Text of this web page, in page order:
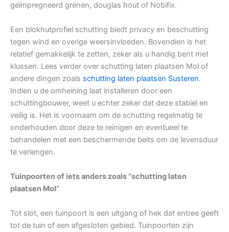
geïmpregneerd grenen, douglas hout of Nobifix.
Een blokhutprofiel schutting biedt privacy en beschutting
tegen wind en overige weersinvloeden. Bovendien is het
relatief gemakkelijk te zetten, zeker als u handig bent met
klussen. Lees verder over schutting laten plaatsen Mol of
andere dingen zoals schutting laten plaatsen Susteren.
Indien u de omheining laat installeren door een
schuttingbouwer, weet u echter zeker dat deze stabiel en
veilig is. Het is voornaam om de schutting regelmatig te
onderhouden door deze te reinigen en eventueel te
behandelen met een beschermende beits om de levensduur
te verlengen.
Tuinpoorten of iets anders zoals “schutting laten
plaatsen Mol”
Tot slot, een tuinpoort is een uitgang of hek dat entree geeft
tot de tuin of een afgesloten gebied. Tuinpoorten zijn